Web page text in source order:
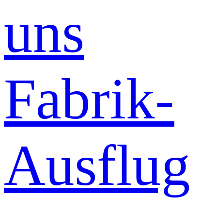
uns
Fabrik-
Ausflug